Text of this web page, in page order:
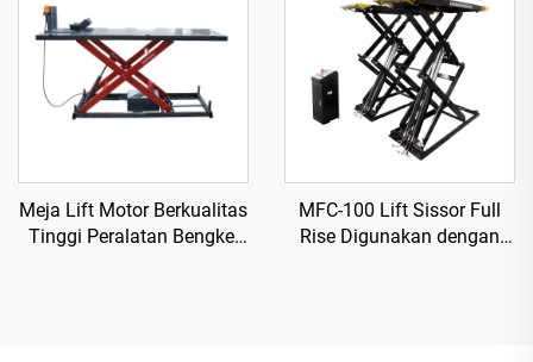
Meja Lift Motor Berkualitas
Tinggi Peralatan Bengkel
MFC-100 Lift Sissor Full
Rise Digunakan dengan